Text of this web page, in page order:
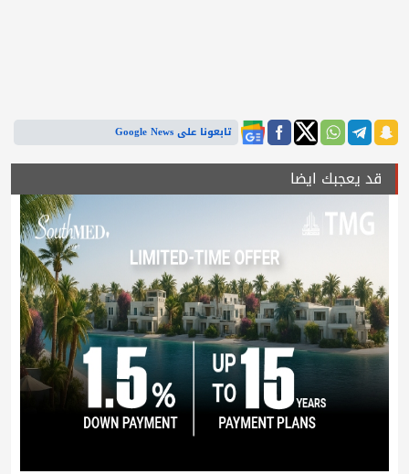
تابعونا على Google News
قد يعجبك ايضا